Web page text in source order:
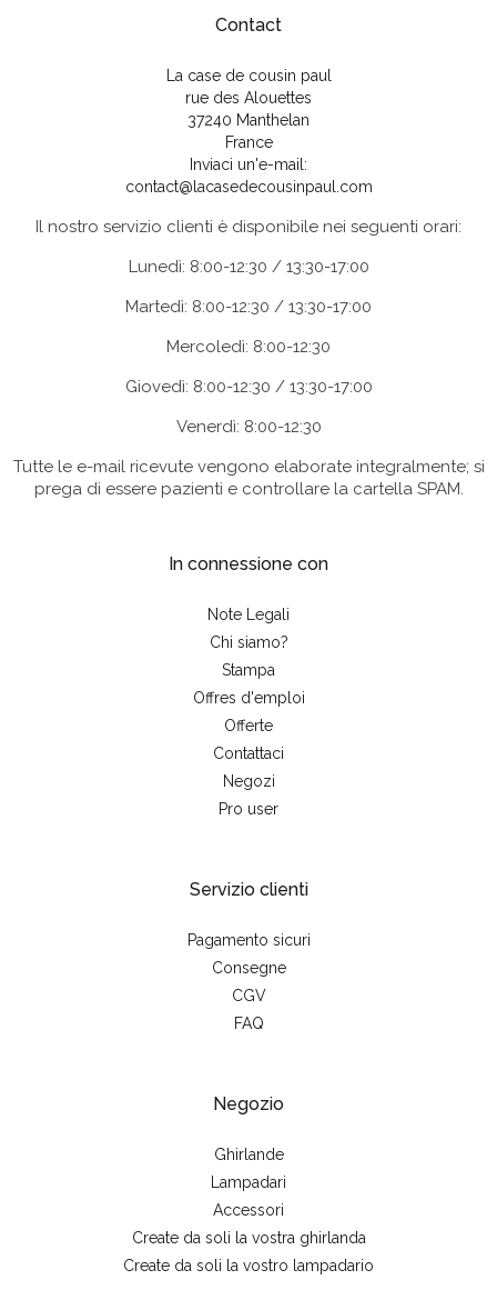
Contact
La case de cousin paul
rue des Alouettes
37240 Manthelan
France
Inviaci un'e-mail:
contact@lacasedecousinpaul.com
Il nostro servizio clienti è disponibile nei seguenti orari:
Lunedì: 8:00-12:30 / 13:30-17:00
Martedì: 8:00-12:30 / 13:30-17:00
Mercoledì: 8:00-12:30
Giovedì: 8:00-12:30 / 13:30-17:00
Venerdì: 8:00-12:30
Tutte le e-mail ricevute vengono elaborate integralmente; si
prega di essere pazienti e controllare la cartella SPAM.
In connessione con
Note Legali
Chi siamo?
Stampa
Offres d'emploi
Offerte
Contattaci
Negozi
Pro user
Servizio clienti
Pagamento sicuri
Consegne
CGV
FAQ
Negozio
Ghirlande
Lampadari
Accessori
Create da soli la vostra ghirlanda
Create da soli la vostro lampadario